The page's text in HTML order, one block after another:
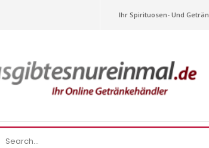
Ihr Spirituosen- Und